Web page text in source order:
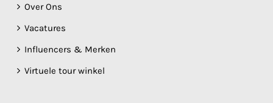
Over Ons
Vacatures
Influencers & Merken
Virtuele tour winkel